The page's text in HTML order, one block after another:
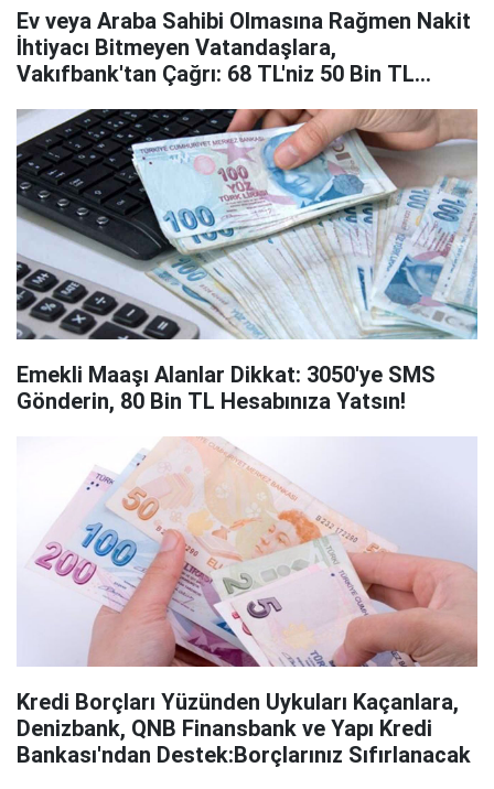
Ev veya Araba Sahibi Olmasına Rağmen Nakit
İhtiyacı Bitmeyen Vatandaşlara,
Vakıfbank'tan Çağrı: 68 TL'niz 50 Bin TL
Emekli Maaşı Alanlar Dikkat: 3050'ye SMS
Gönderin, 80 Bin TL Hesabınıza Yatsın!
Kredi Borçları Yüzünden Uykuları Kaçanlara,
Denizbank, QNB Finansbank ve Yapı Kredi
Bankası'ndan Destek:Borçlarınız Sıfırlanacak